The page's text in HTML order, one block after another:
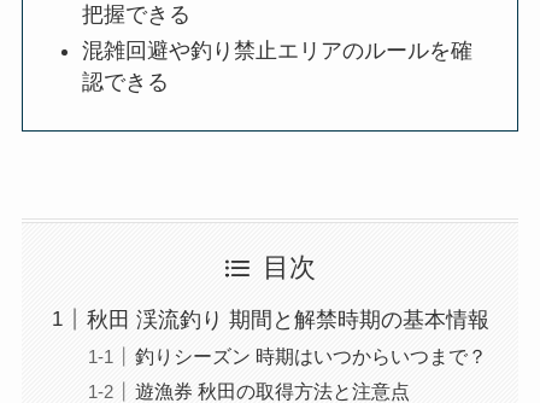
把握できる
混雑回避や釣り禁止エリアのルールを確
認できる
目次
秋田 渓流釣り 期間と解禁時期の基本情報
釣りシーズン 時期はいつからいつまで？
遊漁券 秋田の取得方法と注意点